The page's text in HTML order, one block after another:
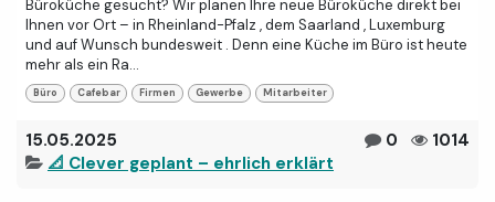
Büroküche gesucht? Wir planen Ihre neue Büroküche direkt bei
Ihnen vor Ort – in Rheinland-Pfalz , dem Saarland , Luxemburg
und auf Wunsch bundesweit . Denn eine Küche im Büro ist heute
mehr als ein Ra...
Büro Cafebar Firmen Gewerbe Mitarbeiter
15.05.2025 0
1014
📐 Clever geplant – ehrlich erklärt